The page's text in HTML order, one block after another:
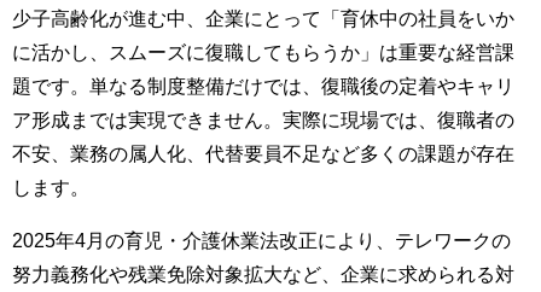
少子高齢化が進む中、企業にとって「育休中の社員をいか
に活かし、スムーズに復職してもらうか」は重要な経営課
題です。単なる制度整備だけでは、復職後の定着やキャリ
ア形成までは実現できません。実際に現場では、復職者の
不安、業務の属人化、代替要員不足など多くの課題が存在
します。
2025年4月の育児・介護休業法改正により、テレワークの
努力義務化や残業免除対象拡大など、企業に求められる対